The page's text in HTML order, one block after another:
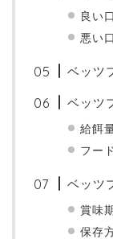
良い
悪い
ベッツ
ベッツ
給餌
フー
ベッツ
賞味
保存